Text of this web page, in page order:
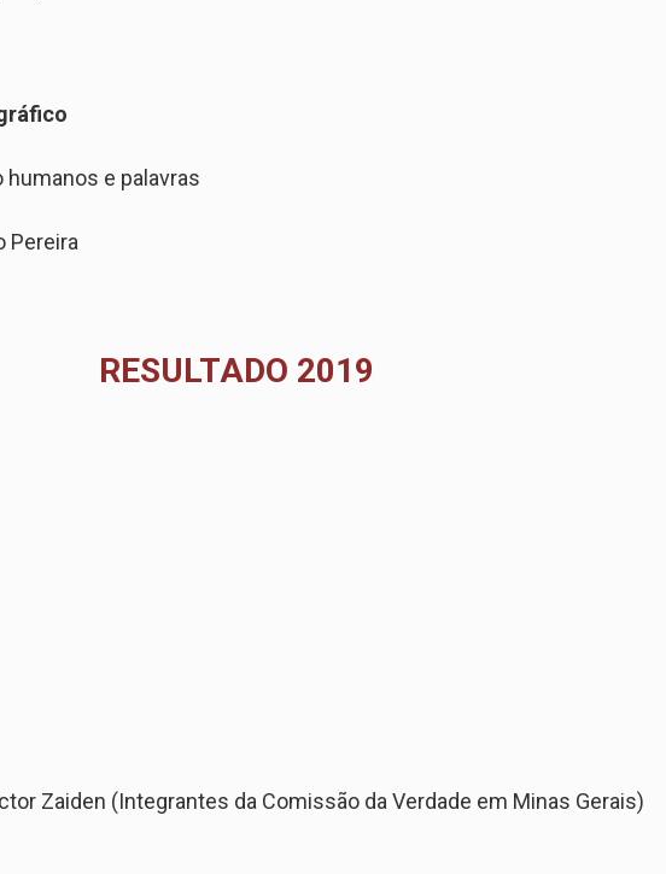
humanos e palavras
Pereira
RESULTADO 2019
Zaiden (Integrantes da Comissão da Verdade em Minas Gerais)